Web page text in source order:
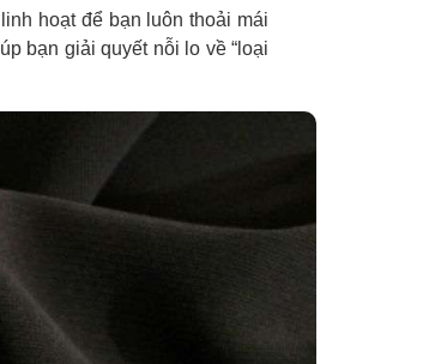
hoạt để bạn luôn thoải mái
bạn giải quyết nỗi lo về “loại